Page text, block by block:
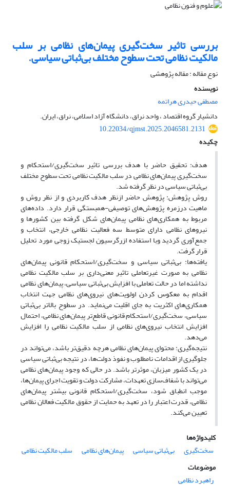
بررسی تاثیر سخت‌گیری پیمان‌های‌ نظامی بر سلب
مالکیت نظامی تحت سطوح مختلف بی‌ثباتی سیاسی.
نوع مقاله : مقاله پژوهشی
نویسنده
مصطفی حیدری هراتمه
دانشیار گروه اقتصاد ، واحد نراق، دانشگاه آزاد اسلامی، نراق، ایران.
10.22034/qjmst.2025.2046581.2131
چکیده
هدف: تحقیق حاضر با هدف بررسی تاثیر سخت‌گیری/استحکام و
سخت‌گیری پیمان‌های‌ نظامی در سلب مالکیت نظامی تحت سطوح مختلف
بی‌ثباتی سیاسی در نظر گرفته شد.
روش پژوهش: پژوهش حاضر ازنظر هدف کاربردی و از نظر روش و
ماهیت درزمره پژوهش‌‌های توصیفی-همبستگی قرار دارد. داده‌های
مربوط به همکاری‌های نظامی پیمان‌های شکل گرفته بین کشورها و
نیروهای نظامی دارای متوسط سه فعالیت نظامی خارجی، انتخاب و
جمع‌آوری گردید وبا استفاده ازرگرسیون لجستیک زوجی مورد تحلیل
قرار گرفت.
یافته‌ها: بی‌ثباتی سیاسی و سخت‌گیری/استحکام قانونی ‌‌پیمان‌های‌
نظامی به صورت غیرتعاملی تاثیر معنی‌داری بر سلب مالکیت نظامی
نداشته اما در حالت تعاملی با افزایش بی‌ثباتی سیاسی، پیمان‌های‌ نظامی
اقدام به معکوس کردن اولویت‌های نیروی‌های نظامی جهت انتخاب
همکاری‌های اکثریت به جای اقلیت می‌نماید. در سطوح بالاتر بی‌ثباتی
سیاسی، سخت‌گیری/استحکام قانونی قاطع‌تر پیمان‌های‌ نظامی، احتمال
افزایش انتخاب نیروی‌های نظامی از سلب مالکیت نظامی را افزایش
می‌دهد.
نتیجه‌گیری: محتوای پیمان‌های‌ نظامی هرچه دقیق‌تر باشد، می‌تواند در
جلوگیری از اقدامات نامطلوب و نفوذ دولت‌ها، در نتیجه بی‌ثباتی سیاسی
در یک کشور میزبان، موثرتر باشد. در حالی که وجود پیمان‌های‌ نظامی
می‌تواند با شفاف‌سازی تعهدات، مشارکت دولت و تقویت اجرای پیمان‌ها،
موجب انطباق شود، سخت‌گیری/استحکام قانونی بیشتر ‌‌پیمان‌های‌
نظامی، قدرت اعتبار را در تعهد به حمایت از حقوق مالکیت فعالان نظامی
تعیین می‌کند.
کلیدواژه‌ها
سخت‌گیری
بی‌ثباتی سیاسی ‌‌پیمان‌های‌ نظامی
سلب مالکیت نظامی
موضوعات
راهبرد نظامی